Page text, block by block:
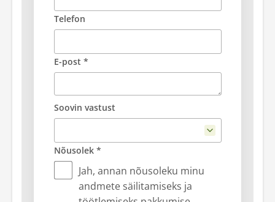
Telefon
E-post *
Soovin vastust
Nõusolek *
Jah, annan nõusoleku minu
andmete säilitamiseks ja